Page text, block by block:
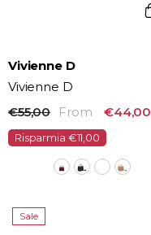
Vendor:
Vivienne D
Vivienne D
€55,00
From €44,00
Risparmia €11,00
Sale